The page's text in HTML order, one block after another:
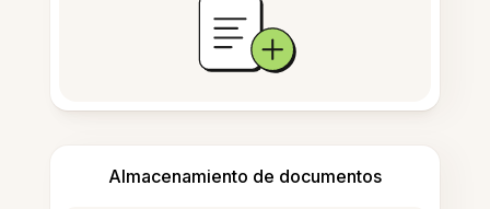
Almacenamiento de documentos